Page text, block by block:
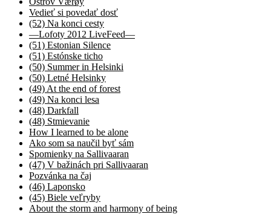
Vedieť si povedať dosť
(52) Na konci cesty
—Lofoty 2012 LiveFeed—
(51) Estonian Silence
(51) Estónske ticho
(50) Summer in Helsinki
(50) Letné Helsinky
(49) At the end of forest
(49) Na konci lesa
(48) Darkfall
(48) Stmievanie
How I learned to be alone
Ako som sa naučil byť sám
Spomienky na Sallivaaran
(47) V bažinách pri Sallivaaran
Pozvánka na čaj
(46) Laponsko
(45) Biele veľryby
About the storm and harmony of being